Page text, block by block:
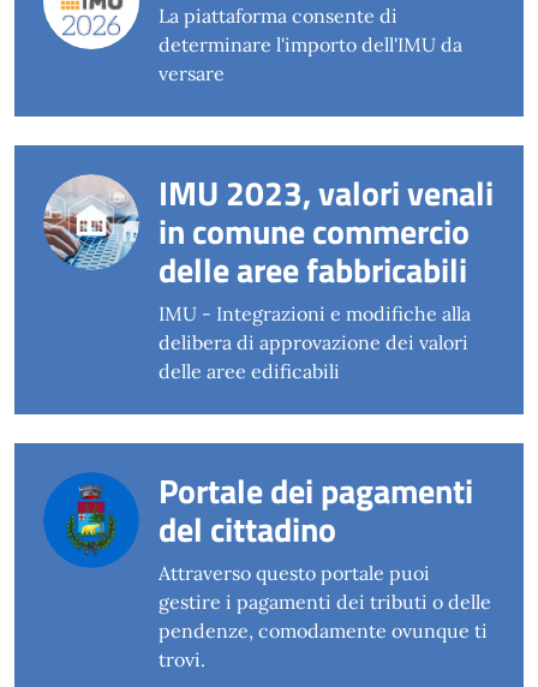
La piattaforma consente di
determinare l'importo dell'IMU da
versare
IMU 2023, valori venali
in comune commercio
delle aree fabbricabili
IMU - Integrazioni e modifiche alla
delibera di approvazione dei valori
delle aree edificabili
Portale dei pagamenti
del cittadino
Attraverso questo portale puoi
gestire i pagamenti dei tributi o delle
pendenze, comodamente ovunque ti
trovi.